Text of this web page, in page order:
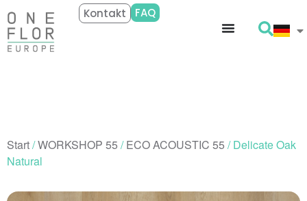
Kontakt FAQ
Start/WORKSHOP 55 /ECO ACOUSTIC 55 / Delicate Oak
Natural